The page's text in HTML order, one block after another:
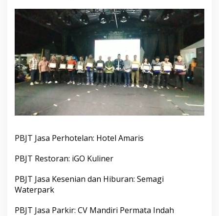
PBJT Jasa Perhotelan: Hotel Amaris
PBJT Restoran: iGO Kuliner
PBJT Jasa Kesenian dan Hiburan: Semagi
Waterpark
PBJT Jasa Parkir: CV Mandiri Permata Indah